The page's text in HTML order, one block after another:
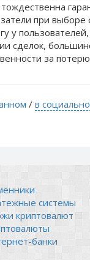
при
у
сделок,
за
/ в
системы
криптовалют
банки